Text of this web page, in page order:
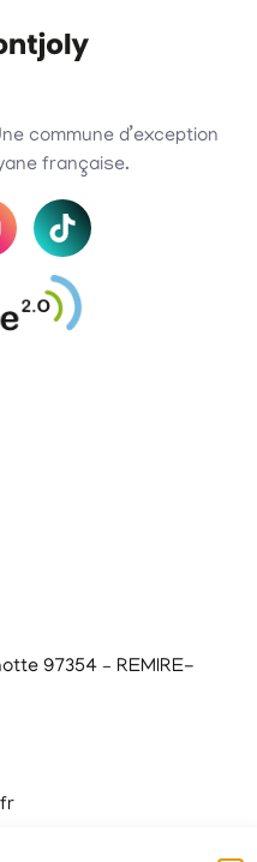
commune d’exception
française.
97354 – REMIRE-